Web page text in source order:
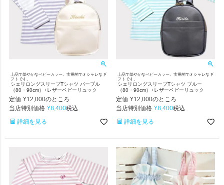
上品で華やかなベビーカラー。実用的でオシャレなギ
フトです。
シェリロングスリーブTシャツ パープル
（80・90cm）+レザーベビーリュック
定価 ¥12,000のところ
当店特別価格 ¥8,400税込
詳細を見る
上品で華やかなベビーカラー。実用的でオシャレなギ
フトです。
シェリロングスリーブTシャツ ブルー
（80・90cm）+レザーベビーリュック
定価 ¥12,000のところ
当店特別価格 ¥8,400税込
詳細を見る